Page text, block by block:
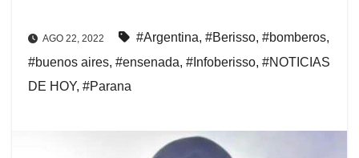
AGO 22, 2022 #Argentina, #Berisso, #bomberos,
#buenos aires, #ensenada, #Infoberisso, #NOTICIAS
DE HOY, #Parana